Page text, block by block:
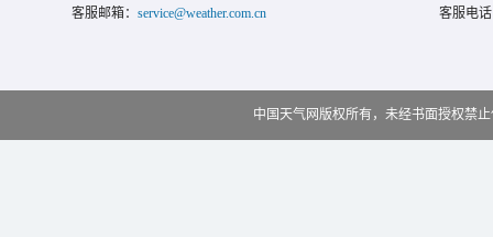
客服邮箱： service@weather.com.cn 客服电
中国天气网版权所有，未经书面授权